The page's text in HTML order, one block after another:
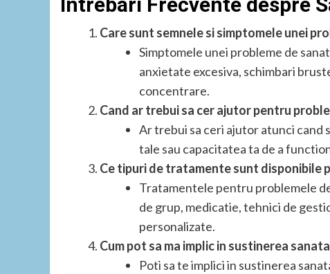
Care sunt semnele si simptomele unei
Simptomele unei probleme de
anxietate excesiva, schimbari
concentrare.
Cand ar trebui sa cer ajutor pentru
Ar trebui sa ceri ajutor atunci
tale sau capacitatea ta de a
Ce tipuri de tratamente sunt disponibile
Tratamentele pentru problemele
de grup, medicatie, tehnici de
personalizate.
Cum pot sa ma implic in sustinerea
Poti sa te implici in sustinerea